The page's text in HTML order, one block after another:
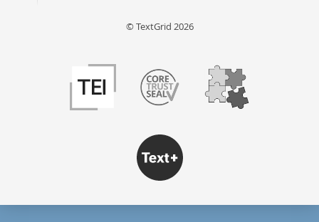
© TextGrid 2026